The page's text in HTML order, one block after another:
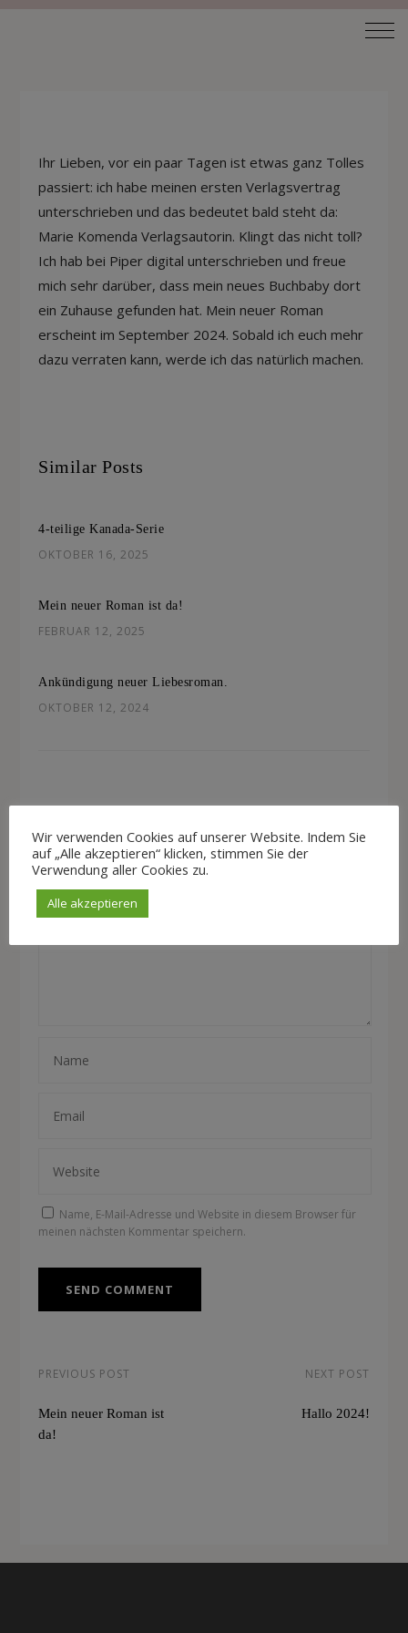
Ihr Lieben, vor ein paar Tagen ist etwas ganz Tolles
passiert: ich habe meinen ersten Verlagsvertrag
unterschrieben und das bedeutet bald steht da:
Marie Komenda Verlagsautorin. Klingt das nicht toll?
Ich hab bei Piper digital unterschrieben und freue
mich sehr darüber, dass mein neues Buchbaby dort
ein Zuhause gefunden hat. Mein neuer Roman
erscheint im September 2024. Sobald ich euch mehr
dazu verraten kann, werde ich das natürlich machen.
Similar Posts
4-teilige Kanada-Serie
OKTOBER 16, 2025
Mein neuer Roman ist da!
FEBRUAR 12, 2025
Ankündigung neuer Liebesroman.
OKTOBER 12, 2024
Name, E-Mail-Adresse und Website in diesem Browser für
meinen nächsten Kommentar speichern.
PREVIOUS POST
Mein neuer Roman ist
da!
NEXT POST
Hallo 2024!
Wir verwenden Cookies auf unserer Website. Indem Sie
auf „Alle akzeptieren“ klicken, stimmen Sie der
Verwendung aller Cookies zu.
Alle akzeptieren